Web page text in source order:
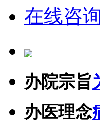
在线咨
办院宗旨
办医理念